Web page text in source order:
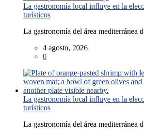
La gastronomía local influye en la
turísticos
La gastronomía del área mediterránea
4 agosto, 2026
0
La gastronomía local influye en la
turísticos
La gastronomía del área mediterránea